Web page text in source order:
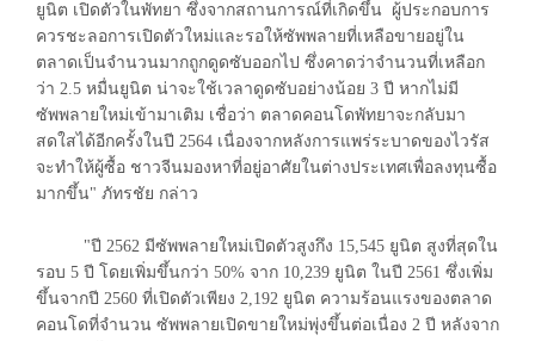
ยูนิต เปิดตัวในพัทยา ซึ่งจากสถานการณ์ที่เกิดขึ้น ผู้ประกอบการ
ควรชะลอการเปิดตัวใหม่และรอให้ซัพพลายที่เหลือขายอยู่ใน
ตลาดเป็นจำนวนมากถูกดูดซับออกไป ซึ่งคาดว่าจำนวนที่เหลือก
ว่า 2.5 หมื่นยูนิต น่าจะใช้เวลาดูดซับอย่างน้อย 3 ปี หากไม่มี
ซัพพลายใหม่เข้ามาเติม เชื่อว่า ตลาดคอนโดพัทยาจะกลับมา
สดใสได้อีกครั้งในปี 2564 เนื่องจากหลังการแพร่ระบาดของไวรัส
จะทำให้ผู้ซื้อ ชาวจีนมองหาที่อยู่อาศัยในต่างประเทศเพื่อลงทุนซื้อ
มากขึ้น" ภัทรชัย กล่าว
"ปี 2562 มีซัพพลายใหม่เปิดตัวสูงกึง 15,545 ยูนิต สูงที่สุดใน
รอบ 5 ปี โดยเพิ่มขึ้นกว่า 50% จาก 10,239 ยูนิต ในปี 2561 ซึ่งเพิ่ม
ขึ้นจากปี 2560 ที่เปิดตัวเพียง 2,192 ยูนิต ความร้อนแรงของตลาด
คอนโดที่จำนวน ซัพพลายเปิดขายใหม่พุ่งขึ้นต่อเนื่อง 2 ปี หลังจาก